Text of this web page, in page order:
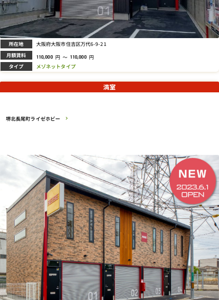
所在地 大阪府大阪市住吉区万代6-9-21
月額賃料 110,000 円 ～ 110,000 円
タイプ メゾネットタイプ
堺北長尾町ライゼホビー
満室